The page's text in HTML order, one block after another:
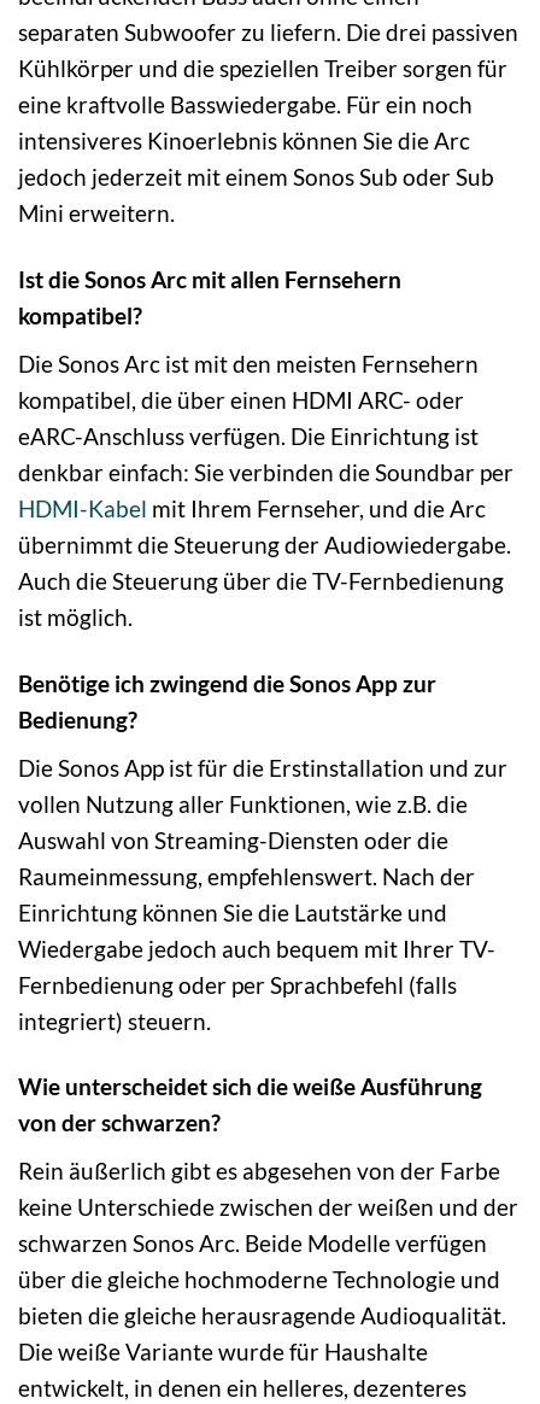
separaten Subwoofer zu liefern. Die drei passiven
Kühlkörper und die speziellen Treiber sorgen für
eine kraftvolle Basswiedergabe. Für ein noch
intensiveres Kinoerlebnis können Sie die Arc
jedoch jederzeit mit einem Sonos Sub oder Sub
Mini erweitern.
Ist die Sonos Arc mit allen Fernsehern
kompatibel?
Die Sonos Arc ist mit den meisten Fernsehern
kompatibel, die über einen HDMI ARC- oder
eARC-Anschluss verfügen. Die Einrichtung ist
denkbar einfach: Sie verbinden die Soundbar per
HDMI-Kabel mit Ihrem Fernseher, und die Arc
übernimmt die Steuerung der Audiowiedergabe.
Auch die Steuerung über die TV-Fernbedienung
ist möglich.
Benötige ich zwingend die Sonos App zur
Bedienung?
Die Sonos App ist für die Erstinstallation und zur
vollen Nutzung aller Funktionen, wie z.B. die
Auswahl von Streaming-Diensten oder die
Raumeinmessung, empfehlenswert. Nach der
Einrichtung können Sie die Lautstärke und
Wiedergabe jedoch auch bequem mit Ihrer TV-
Fernbedienung oder per Sprachbefehl (falls
integriert) steuern.
Wie unterscheidet sich die weiße Ausführung
von der schwarzen?
Rein äußerlich gibt es abgesehen von der Farbe
keine Unterschiede zwischen der weißen und der
schwarzen Sonos Arc. Beide Modelle verfügen
über die gleiche hochmoderne Technologie und
bieten die gleiche herausragende Audioqualität.
Die weiße Variante wurde für Haushalte
entwickelt, in denen ein helleres, dezenteres